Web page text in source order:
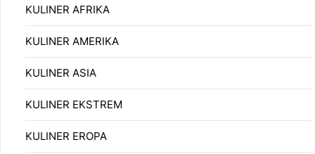
KULINER AFRIKA
KULINER AMERIKA
KULINER ASIA
KULINER EKSTREM
KULINER EROPA